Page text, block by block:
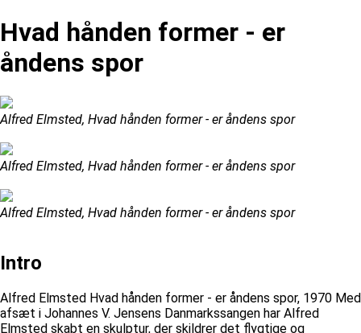
Hvad hånden former - er
åndens spor
Alfred Elmsted, Hvad hånden former - er åndens spor
Alfred Elmsted, Hvad hånden former - er åndens spor
Alfred Elmsted, Hvad hånden former - er åndens spor
Intro
Alfred Elmsted Hvad hånden former - er åndens spor, 1970 Med
afsæt i Johannes V. Jensens Danmarkssangen har Alfred
Elmsted skabt en skulptur, der skildrer det flygtige og